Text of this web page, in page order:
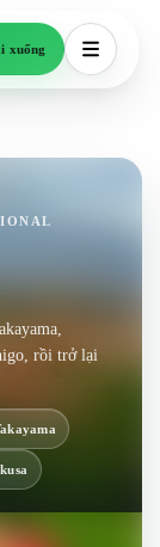
xuống
rồi trở lại